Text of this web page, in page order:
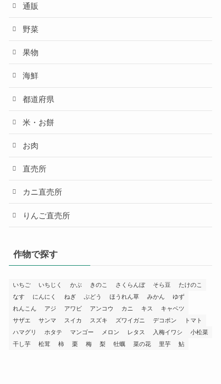
通販
野菜
果物
海鮮
都道府県
米・お餅
お肉
直売所
カニ直売所
りんご直売所
作物で探す
いちご いちじく かぶ きのこ さくらんぼ そら豆
たけのこ
なす
にんにく ねぎ ぶどう ほうれん草 みかん
ゆず
れんこん
アジ アワビ アンコウ カニ キス
キャベツ
サザエ
サンマ スイカ スズキ ズワイガニ デコポン
トマト
ハマグリ
ホタテ マンゴー メロン レタス 入梅イワシ
小松菜
干し芋
松茸 柿 栗 梅 梨 牡蠣 菜の花 里芋 鮎